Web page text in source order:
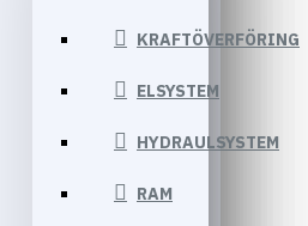
KRAFTÖVERFÖRING
ELSYSTEM
HYDRAULSYSTEM
RAM